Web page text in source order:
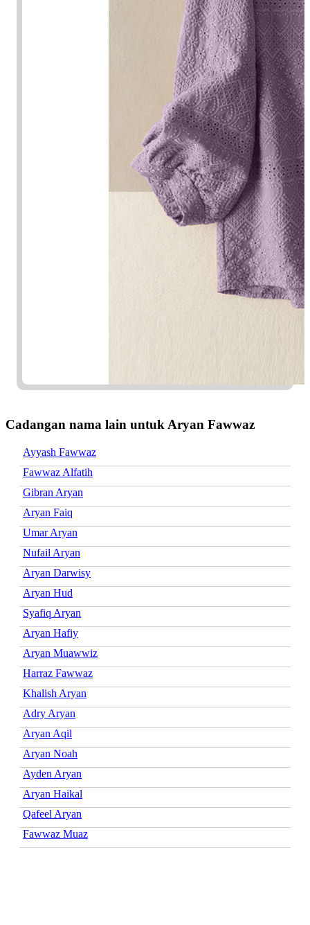
Cadangan nama lain untuk Aryan Fawwaz
Ayyash Fawwaz
Fawwaz Alfatih
Gibran Aryan
Aryan Faiq
Umar Aryan
Nufail Aryan
Aryan Darwisy
Aryan Hud
Syafiq Aryan
Aryan Hafiy
Aryan Muawwiz
Harraz Fawwaz
Khalish Aryan
Adry Aryan
Aryan Aqil
Aryan Noah
Ayden Aryan
Aryan Haikal
Qafeel Aryan
Fawwaz Muaz